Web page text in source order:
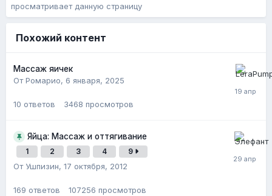
просматривает данную страницу
Похожий контент
Массаж яичек
От Ромарио, 6 января, 2025
10 ответов 3468 просмотров
Яйца: Массаж и оттягивание
1 2 3 4 9
От Ушпизин, 17 октября, 2012
169 ответов 107256 просмотров